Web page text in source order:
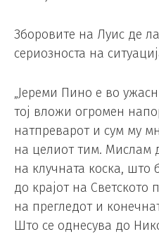
Зборовите на Луис де
сериозноста на
„Јереми Пино е во
тој вложи огромен
натпреварот и сум му
на целиот тим. Мислам
на клучната коска, што
до крајот на Светското
на прегледот и
Што се однесува до